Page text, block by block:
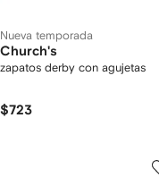
Nueva temporada
Church's
zapatos derby con agujetas
$723